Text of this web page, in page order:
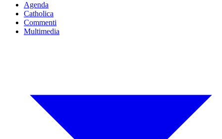
Agenda
Catholica
Commenti
Multimedia